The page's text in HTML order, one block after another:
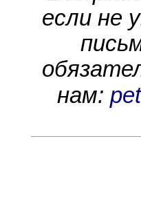
если не
нам: